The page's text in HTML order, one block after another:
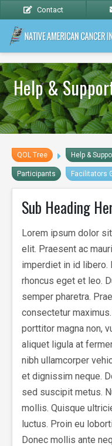
Contact
Help &
QOL Tree Help &
Participants Facilitators
Sub Heading
Lorem ipsum dolor
elit. Praesent ac
imperdiet in id
rhoncus eget et leo.
semper pharetra.
consectetur
porttitor magna non,
aliquet ligula at
nibh ullamcorper
et dignissim neque.
sed suscipit metus.
mollis. Quisque
luctus. Proin eu
Donec mollis ante